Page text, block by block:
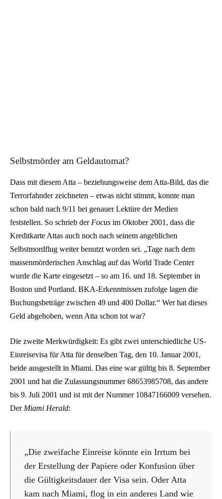
Selbstmörder am Geldautomat?
Dass mit diesem Atta – beziehungsweise dem Atta-Bild, das die
Terrorfahnder zeichneten – etwas nicht stimmt, konnte man
schon bald nach 9/11 bei genauer Lektüre der Medien
feststellen. So schrieb der Focus im Oktober 2001, dass die
Kreditkarte Attas auch noch nach seinem angeblichen
Selbstmordflug weiter benutzt worden sei. „Tage nach dem
massenmörderischen Anschlag auf das World Trade Center
wurde die Karte eingesetzt – so am 16. und 18. September in
Boston und Portland. BKA-Erkenntnissen zufolge lagen die
Buchungsbeträge zwischen 49 und 400 Dollar.“ Wer hat dieses
Geld abgehoben, wenn Atta schon tot war?
Die zweite Merkwürdigkeit: Es gibt zwei unterschiedliche US-
Einreisevisa für Atta für denselben Tag, den 10. Januar 2001,
beide ausgestellt in Miami. Das eine war gültig bis 8. September
2001 und hat die Zulassungsnummer 68653985708, das andere
bis 9. Juli 2001 und ist mit der Nummer 10847166009 versehen.
Der Miami Herald:
„Die zweifache Einreise könnte ein Irrtum bei
der Erstellung der Papiere oder Konfusion über
die Gültigkeitsdauer der Visa sein. Oder Atta
kam nach Miami, flog in ein anderes Land wie